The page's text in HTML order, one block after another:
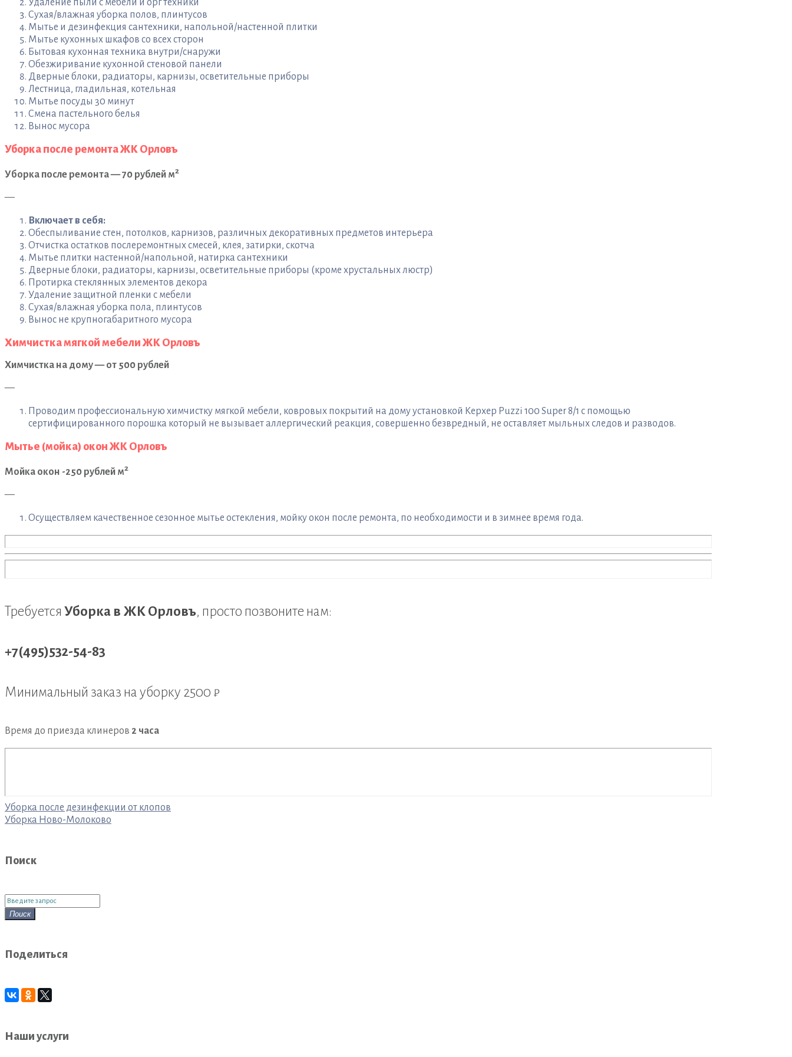
Удаление пыли с мебели и орг техники
Сухая/влажная уборка полов, плинтусов
Мытье и дезинфекция сантехники, напольной/настенной плитки
Мытье кухонных шкафов со всех сторон
Бытовая кухонная техника внутри/снаружи
Обезжиривание кухонной стеновой панели
Дверные блоки, радиаторы, карнизы, осветительные приборы
Лестница, гладильная, котельная
Мытье посуды 30 минут
Смена пастельного белья
Вынос мусора
Уборка после ремонта ЖК Орловъ
Уборка после ремонта — 70 рублей м2
—
Включает в себя:
Обеспыливание стен, потолков, карнизов, различных декоративных предметов интерьера
Отчистка остатков послеремонтных смесей, клея, затирки, скотча
Мытье плитки настенной/напольной, натирка сантехники
Дверные блоки, радиаторы, карнизы, осветительные приборы (кроме хрустальных люстр)
Протирка стеклянных элементов декора
Удаление защитной пленки с мебели
Сухая/влажная уборка пола, плинтусов
Вынос не крупногабаритного мусора
Химчистка мягкой мебели ЖК Орловъ
Химчистка на дому — от 500 рублей
—
Проводим профессиональную химчистку мягкой мебели, ковровых покрытий на дому установкой Керхер Puzzi 100 Super 8/1 с помощью
сертифицированного порошка который не вызывает аллергический реакция, совершенно безвредный, не оставляет мыльных следов и разводов.
Мытье (мойка) окон ЖК Орловъ
Мойка окон -250 рублей м2
—
Осуществляем качественное сезонное мытье остекления, мойку окон после ремонта, по необходимости и в зимнее время года.
Требуется Уборка в ЖК Орловъ, просто позвоните нам:
+7(495)532-54-83
Минимальный заказ на уборку 2500 ₽
Время до приезда клинеров 2 часа
Навигация
по
Уборка после дезинфекции от клопов
Уборка Ново-Молоково
Поиск
Поиск
для:
Поиск
Поделиться
Наши услуги